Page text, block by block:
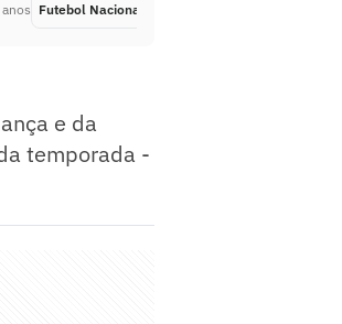
Futebol Nacional
e da
temporada -